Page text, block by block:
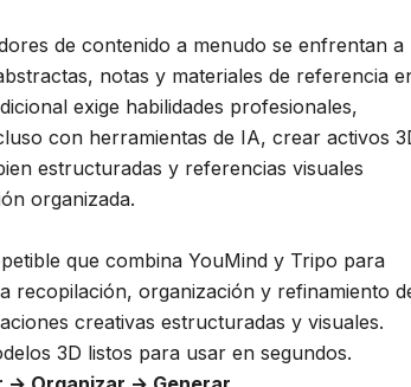
de contenido a menudo se enfrentan a
notas y materiales de referencia
exige habilidades profesionales,
con herramientas de IA, crear activos
estructuradas y referencias visuales
organizada.
que combina YouMind y Tripo para
recopilación, organización y refinamiento
creativas estructuradas y visuales.
3D listos para usar en segundos.